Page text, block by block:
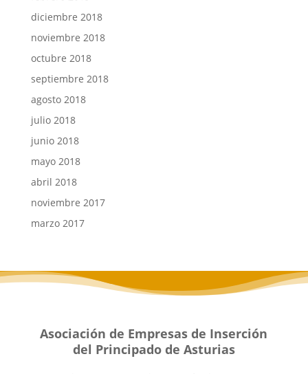
diciembre 2018
noviembre 2018
octubre 2018
septiembre 2018
agosto 2018
julio 2018
junio 2018
mayo 2018
abril 2018
noviembre 2017
marzo 2017
Asociación de Empresas de Inserción
del Principado de Asturias